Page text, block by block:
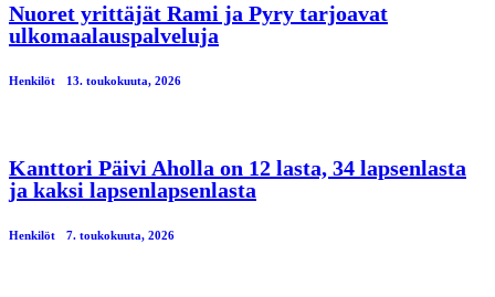
Nuoret yrittäjät Rami ja Pyry tarjoavat
ulkomaalauspalveluja
Henkilöt 13. toukokuuta, 2026
Kanttori Päivi Aholla on 12 lasta, 34 lapsenlasta
ja kaksi lapsenlapsenlasta
Henkilöt 7. toukokuuta, 2026